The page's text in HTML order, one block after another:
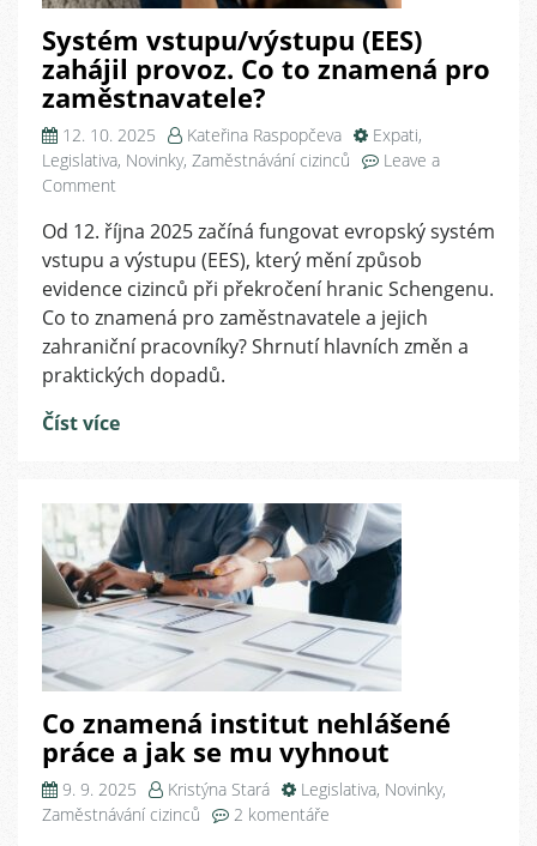
Systém vstupu/výstupu (EES)
zahájil provoz. Co to znamená pro
zaměstnavatele?
12. 10. 2025 Kateřina Raspopčeva Expati,
Legislativa, Novinky, Zaměstnávání cizinců
Leave a
Comment
vstupu/výstupu
(EES)
zahájil
provoz.
Co
to
znamená
zaměstnavatele?
Od 12. října 2025 začíná fungovat evropský systém
vstupu a výstupu (EES), který mění způsob
evidence cizinců při překročení hranic Schengenu.
Co to znamená pro zaměstnavatele a jejich
zahraniční pracovníky? Shrnutí hlavních změn a
praktických dopadů.
Číst více
Co znamená institut nehlášené
práce a jak se mu vyhnout
9. 9. 2025 Kristýna Stará Legislativa, Novinky,
Zaměstnávání cizinců
2 komentáře